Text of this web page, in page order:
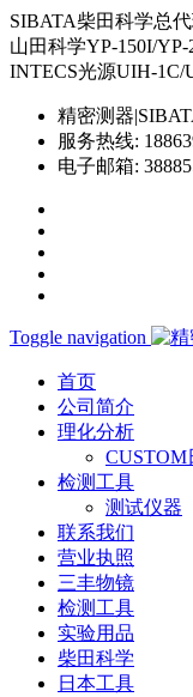
SIBATA柴田科学总
山田科学YP-150I/YP-
INTECS光源UIH-
精密测器
服务热线:
电子邮箱:
Toggle navigation
首页
公司简介
理化分析
CUSTOM
检测工具
测试仪器
联系我们
营业执照
三丰物镜
检测工具
实验用品
柴田科学
日本工具